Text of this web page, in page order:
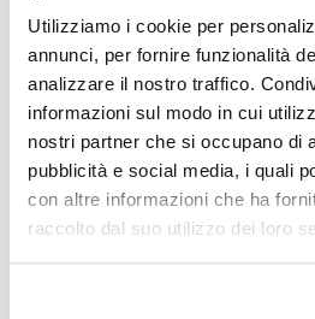
Utilizziamo i cookie per
annunci, per fornire funzionalità
analizzare il nostro traffico.
informazioni sul modo in cui
nostri partner che si occupano di
pubblicità e social media, i quali
con altre informazioni che ha
raccolto dal suo utilizzo dei loro